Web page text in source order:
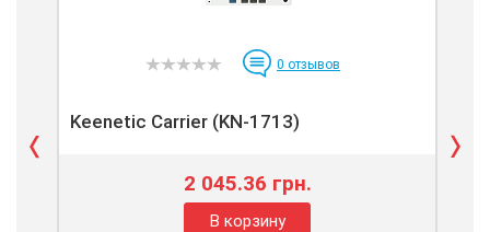
0 отзывов
Keenetic Carrier (KN-1713)
2 045.36 грн.
В корзину